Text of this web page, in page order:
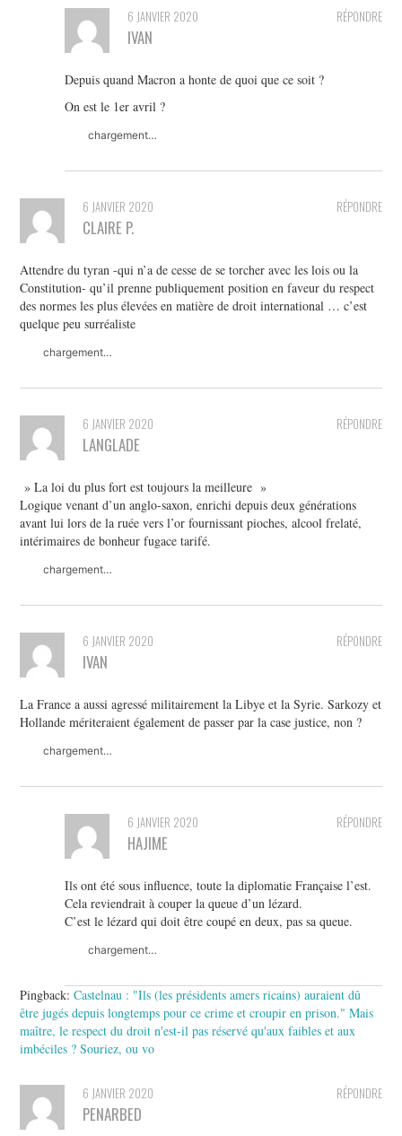
RÉPONDRE
6 JANVIER 2020
IVAN
Depuis quand Macron a honte de quoi que ce soit ?
On est le 1er avril ?
chargement…
RÉPONDRE
6 JANVIER 2020
CLAIRE P.
Attendre du tyran -qui n’a de cesse de se torcher avec les lois ou la
Constitution- qu’il prenne publiquement position en faveur du respect
des normes les plus élevées en matière de droit international … c’est
quelque peu surréaliste
chargement…
RÉPONDRE
6 JANVIER 2020
LANGLADE
» La loi du plus fort est toujours la meilleure »
Logique venant d’un anglo-saxon, enrichi depuis deux générations
avant lui lors de la ruée vers l’or fournissant pioches, alcool frelaté,
intérimaires de bonheur fugace tarifé.
chargement…
RÉPONDRE
6 JANVIER 2020
IVAN
La France a aussi agressé militairement la Libye et la Syrie. Sarkozy et
Hollande mériteraient également de passer par la case justice, non ?
chargement…
RÉPONDRE
6 JANVIER 2020
HAJIME
Ils ont été sous influence, toute la diplomatie Française l’est.
Cela reviendrait à couper la queue d’un lézard.
C’est le lézard qui doit être coupé en deux, pas sa queue.
chargement…
Pingback:Castelnau : "Ils (les présidents amers ricains) auraient dû
être jugés depuis longtemps pour ce crime et croupir en prison." Mais
maître, le respect du droit n'est-il pas réservé qu'aux faibles et aux
imbéciles ? Souriez, ou vo
RÉPONDRE
6 JANVIER 2020
PENARBED